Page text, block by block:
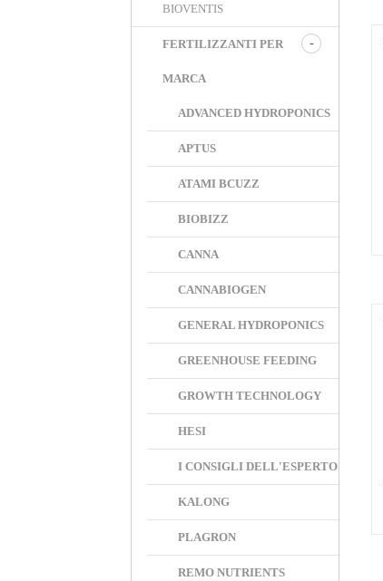
BIOVENTIS
FERTILIZZANTI PER
MARCA
ADVANCED HYDROPONICS
APTUS
ATAMI BCUZZ
BIOBIZZ
CANNA
CANNABIOGEN
GENERAL HYDROPONICS
GREENHOUSE FEEDING
GROWTH TECHNOLOGY
HESI
I CONSIGLI DELL'ESPERTO
KALONG
PLAGRON
REMO NUTRIENTS